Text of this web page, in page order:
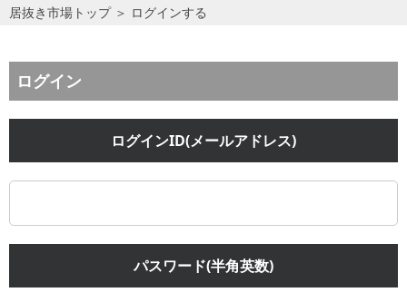
居抜き市場トップ＞ ログインする
ログイン
ログインID(メールアドレス)
パスワード(半角英数)